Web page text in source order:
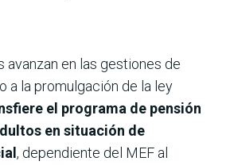
avanzan en las gestiones de
a la promulgación de la ley
el programa de pensión
en situación de
, dependiente del MEF al